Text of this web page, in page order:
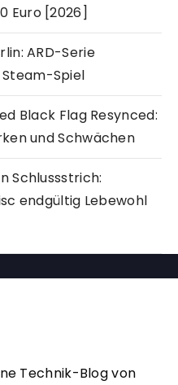
Euro [2026]
ARD-Serie
Spiel
Black Flag Resynced:
und Schwächen
Schlussstrich:
endgültig Lebewohl
Technik-Blog von